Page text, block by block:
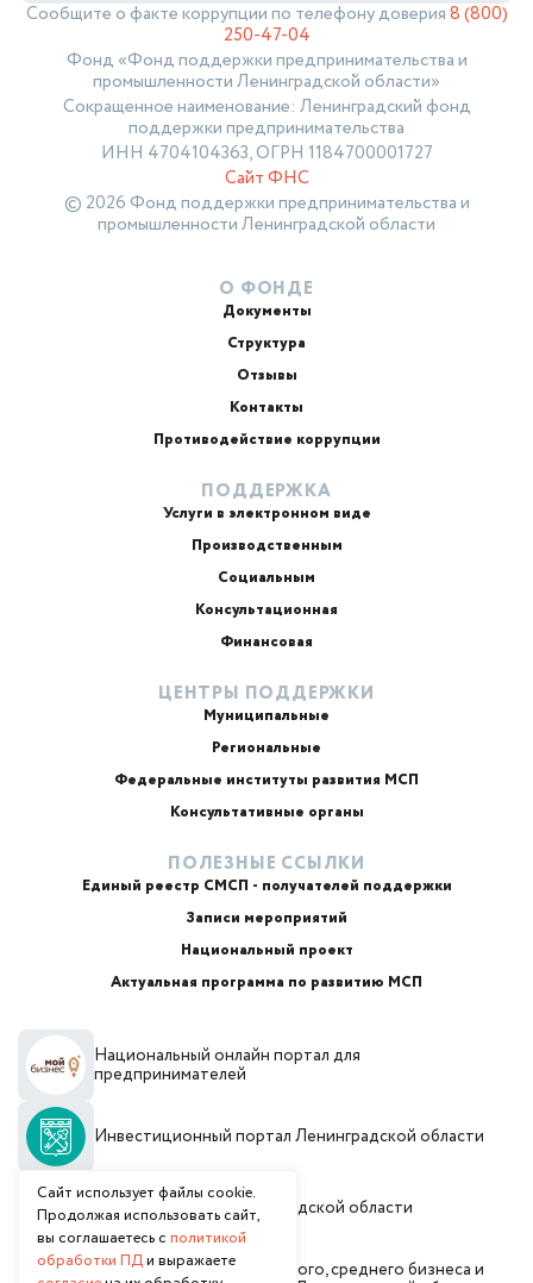
Сообщите о факте коррупции по телефону доверия8 (800)
250-47-04
Фонд «Фонд поддержки предпринимательства и
промышленности Ленинградской области»
Сокращенное наименование: Ленинградский фонд
поддержки предпринимательства
ИНН 4704104363, ОГРН 1184700001727
Сайт ФНС
© 2026 Фонд поддержки предпринимательства и
промышленности Ленинградской области
О ФОНДЕ
Документы
Структура
Отзывы
Контакты
Противодействие коррупции
ПОДДЕРЖКА
Услуги в электронном виде
Производственным
Социальным
Консультационная
Финансовая
ЦЕНТРЫ ПОДДЕРЖКИ
Муниципальные
Региональные
Федеральные институты развития МСП
Консультативные органы
ПОЛЕЗНЫЕ ССЫЛКИ
Единый реестр СМСП - получателей поддержки
Записи мероприятий
Национальный проект
Актуальная программа по развитию МСП
Национальный онлайн портал для
предпринимателей
Инвестиционный портал Ленинградской области
Администрация Ленинградской области
Комитет по развитию малого, среднего бизнеса и
Сайт использует файлы cookie.
Продолжая использовать сайт,
вы соглашаетесь с политикой
обработки ПДи выражаете
ИИ-консультант
Маркетплейсы и регуляторика
Email или телефон — на выбор
Я согласен собработкой персональных данных и
Согласен(а) получать от Фонд «Фонд поддержки
предпринимательства и промышленности
Ленинградской области» рекламные сообщения и
предложения о мерах поддержки, финансовых
продуктах, мероприятиях и консультационных услугах